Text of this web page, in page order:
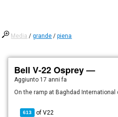
Media /grande /piena
Bell V-22 Osprey —
Aggiunto 17 anni fa
On the ramp at Baghdad International
613 ofV22